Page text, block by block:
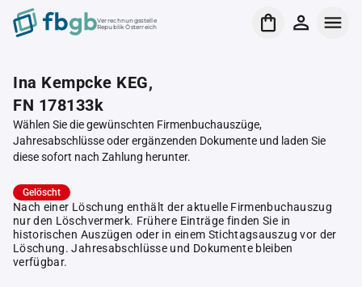
Verrechnungsstelle
Republik Österreich
Ina Kempcke KEG,
FN 178133k
Wählen Sie die gewünschten Firmenbuchauszüge,
Jahresabschlüsse oder ergänzenden Dokumente und laden Sie
diese sofort nach Zahlung herunter.
Gelöscht
Nach einer Löschung enthält der aktuelle Firmenbuchauszug
nur den Löschvermerk. Frühere Einträge finden Sie in
historischen Auszügen oder in einem Stichtagsauszug vor der
Löschung. Jahresabschlüsse und Dokumente bleiben
verfügbar.